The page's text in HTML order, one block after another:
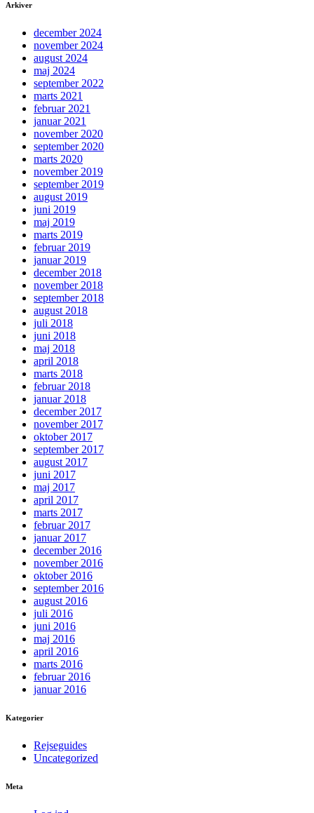
Arkiver
december 2024
november 2024
august 2024
maj 2024
september 2022
marts 2021
februar 2021
januar 2021
november 2020
september 2020
marts 2020
november 2019
september 2019
august 2019
juni 2019
maj 2019
marts 2019
februar 2019
januar 2019
december 2018
november 2018
september 2018
august 2018
juli 2018
juni 2018
maj 2018
april 2018
marts 2018
februar 2018
januar 2018
december 2017
november 2017
oktober 2017
september 2017
august 2017
juni 2017
maj 2017
april 2017
marts 2017
februar 2017
januar 2017
december 2016
november 2016
oktober 2016
september 2016
august 2016
juli 2016
juni 2016
maj 2016
april 2016
marts 2016
februar 2016
januar 2016
Kategorier
Rejseguides
Uncategorized
Meta